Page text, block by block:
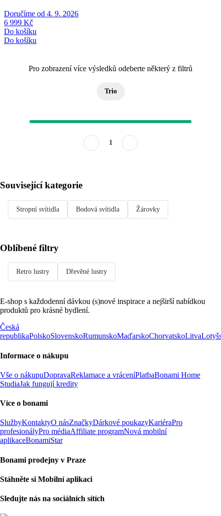
Doručíme od 4. 9. 2026
6 999 Kč
Do košíku
Do košíku
Pro zobrazení více výsledků odeberte některý z filtrů
Trio
1
Související kategorie
Stropní svítidla Bodová svítidla Žárovky
Oblíbené filtry
Retro lustry Dřevěné lustry
E-shop s každodenní dávkou (s)nové inspirace a nejširší nabídkou
produktů pro krásné bydlení.
Česká
republikaPolskoSlovenskoRumunskoMaďarskoChorvatskoLitva
Informace o nákupu
Vše o nákupuDopravaReklamace a vráceníPlatbaBonami Home
StudiaJak fungují kredity
Více o bonami
SlužbyKontaktyO násZnačkyDárkové poukazyKariéraPro
profesionályPro médiaAffiliate programNová mobilní
aplikaceBonamiStar
Bonami prodejny v Praze
Stáhněte si Mobilní aplikaci
Sledujte nás na sociálních sítích